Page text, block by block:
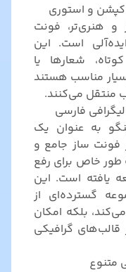
و استوری
و هنری‌تر، فونت
است. این
شعارها یا
مناسب هستند
منتقل می‌کنند.
فارسی
به عنوان یک
فونت ساز جامع و
طور خاص برای رفع
یافته است. این
گسترده‌ای از
بلکه امکان
گرافیکی
متنوع